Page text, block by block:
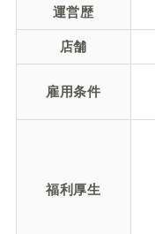
運営歴
店舗
雇用条件
福利厚生